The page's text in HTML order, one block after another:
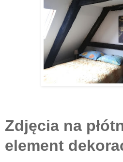
Zdjęcia na
element